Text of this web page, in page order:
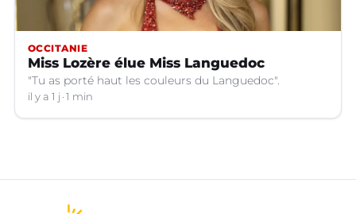
OCCITANIE
Miss Lozère élue Miss Languedoc
"Tu as porté haut les couleurs du Languedoc".
il y a 1 j 1 min